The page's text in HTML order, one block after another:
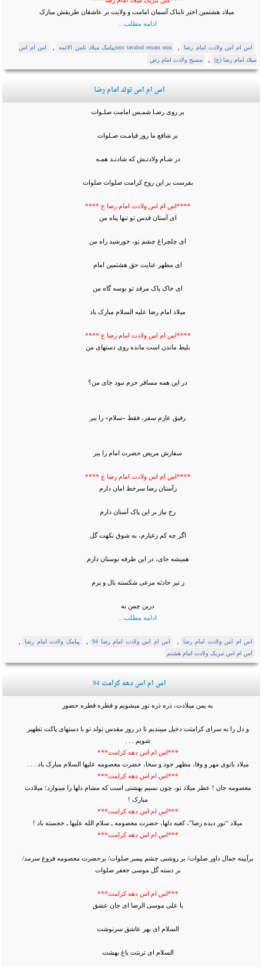
میلاد هشتمین اختر تابناک آسمان امامت و ولایت بر عاشقان طریقش مبارک
ادامه مطلب...
اس ام اس ولادت امام رضا sms tavalod emam rezaپیامک میلاد ثامن الائمه
اس ام اس
میلاد امام رضا (ع)
مسیج ولادت امام رض
اس ام اس تولد امام رضا
بر روی رضـا شمـس امامت صلـوات
بر شافع ما روز قیامـت صـلوات
در شـام ولادتـش که شادنـد همـه
بفرست بر این روح کرامت صلوات صلوات
****اس ام اس ولادت امام رضا ع ****
ای آستان قدس تو تنها پناه من
ای چلچراغ چشم تو، خورشید راه من
ای مظهر عنایت حق هشتمین امام
ای خاک پاک مرقد تو بوسه گاه من
میلاد امام رضا علیه السلام مبارک باد
****اس ام اس ولادت امام رضا ع ****
بلیط ماندن است مانده روی دستهای من
در این همه مسافر حرم نبود جای من؟
رفیق عازم سفر، فقط «سلام» را ببر
سفارش مریض حضرت امام را ببر
****اس ام اس ولادت امام رضا ع ****
زآستان رضا سرخط امان دارم
رخ نیاز بر این پاک آستان دارم
اگر چه کم زغبارم، به شوق نکهت گل
همیشه جای، در این طرفه بوستان دارم
ز تیر حادثه مرغی شکسته بال و پرم
درین چمن به
ادامه مطلب...
اس ام اس ولادت امام رضا اس ام اس ولادت امام رضا 94 پیامک ولادت امام رضا
اس ام اس تبریک ولادت امام هشتم
اس ام اس دهه کرامت 94
به یمن میلادت، ذره ذره نور می‏شویم و قطره قطره حضور
و دل را به سرای کرامتت دخیل می‏بندیم تا در روز مقدس تولد تو با دست‏های پاکت تطهیر
شویم . . .
***اس ام اس دهه کرامت***
میلاد بانوی مهر و وفا، مظهر جود و سخا، حضرت معصومه علیها السلام مبارک باد . . .
***اس ام اس دهه کرامت***
معصومه جان ! عطر میلاد تو، چون نسیم بهشتی است که مشام دل‏ها را می‏نوازد؛ میلادت
مبارک !
***اس ام اس دهه کرامت***
میلاد “نور دیده رضا”، کعبه دل‏ها، حضرت معصومه ـ سلام الله علیها ـ خجسته باد !
***اس ام اس دهه کرامت***
برآیینه جمال داور صلوات/ بر روشنی چشم پیمبر صلوات/ برحضرت معصومه فروغ سرمد/
بر دسته گل موسی جعفر صلوات
***اس ام اس دهه کرامت***
یا علی موسی الرضا ای جان عشق
السلام ای بهر عاشق سرنوشت
السلام ای تربتت باغ بهشت